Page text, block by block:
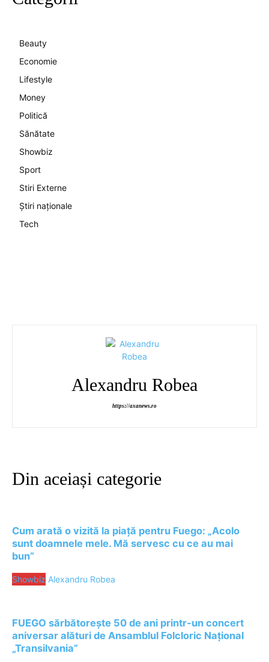
Beauty
Economie
Lifestyle
Money
Politică
Sănătate
Showbiz
Sport
Stiri Externe
Știri naționale
Tech
Alexandru Robea
https://axanews.ro
Din aceiași categorie
Cum arată o vizită la piață pentru Fuego: „Acolo
sunt doamnele mele. Mă servesc cu ce au mai
bun”
Showbiz Alexandru Robea
FUEGO sărbătorește 50 de ani printr-un concert
aniversar alături de Ansamblul Folcloric Național
„Transilvania”